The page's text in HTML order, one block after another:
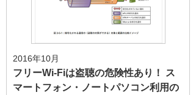
2016年10月
フリーWi-Fiは盗聴の危険性あり！ ス
マートフォン・ノートパソコン利用の